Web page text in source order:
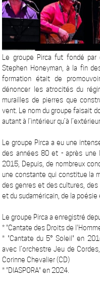
Le groupe Pirca fut fondé par
Stephen Honeyman, à la fin
formation était de
dénoncer les atrocités du
murailles de pierres que
vent. Le nom du groupe faisait
autant à l’intérieur qu’à
Le groupe Pirca a eu une
des années 80 et - après une
2015, Depuis, de nombreux
une constante qui constitue la
des genres et des cultures,
et du sudaméricain, de la poésie
Le groupe Pirca a enregistré
* "Cantate des Droits de
* "Cantate du 5° Soleil" en
avec l’orchestre Jeu de
Corinne Chevalier (CD)
* "DIASPORA" en 2024.